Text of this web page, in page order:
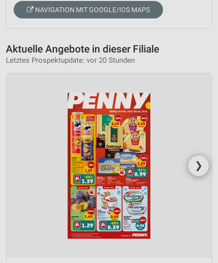
NAVIGATION MIT GOOGLE/IOS MAPS
Aktuelle Angebote in dieser Filiale
Letztes Prospektupdate: vor 20 Stunden
❯